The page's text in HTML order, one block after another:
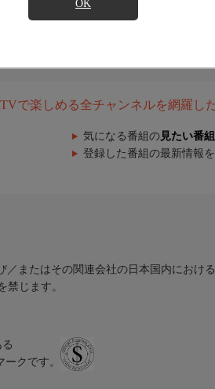
OK
で楽しめる全チャンネルを網羅し
気になる番組の 見たい番組
登録した番組の最新情報
またはその関連会社の日本国内におけ
じます。
クです。